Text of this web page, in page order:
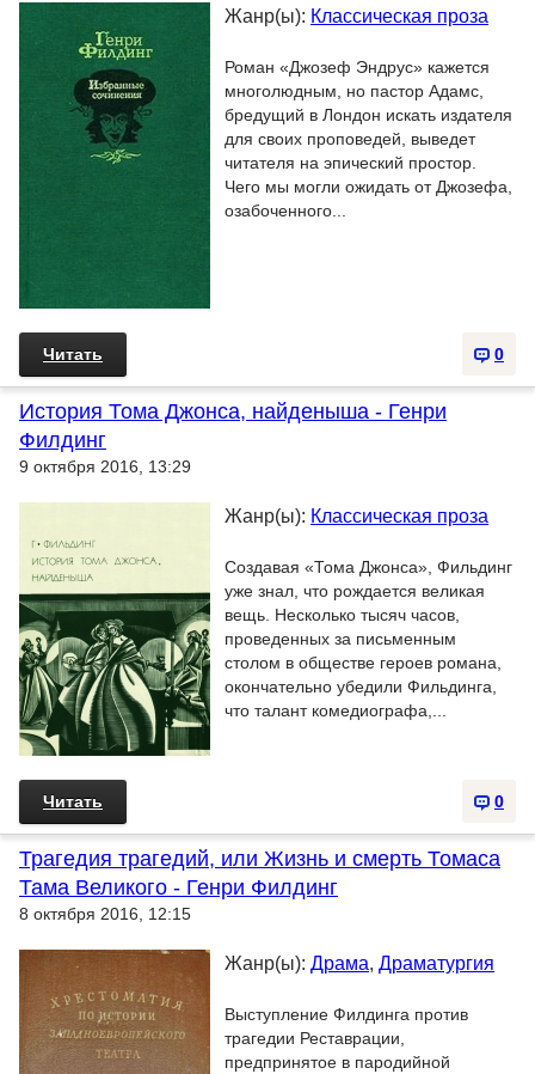
Жанр(ы): Классическая проза
Роман «Джозеф Эндрус» кажется
многолюдным, но пастор Адамc,
бредущий в Лондон искать издателя
для своих проповедей, выведет
читателя на эпический простор.
Чего мы могли ожидать от Джозефа,
озабоченного...
0
Читать
История Тома Джонса, найденыша - Генри
Филдинг
9 октября 2016, 13:29
Жанр(ы): Классическая проза
Создавая «Тома Джонса», Фильдинг
уже знал, что рождается великая
вещь. Несколько тысяч часов,
проведенных за письменным
столом в обществе героев романа,
окончательно убедили Фильдинга,
что талант комедиографа,...
0
Читать
Трагедия трагедий, или Жизнь и смерть Томаса
Тама Великого - Генри Филдинг
8 октября 2016, 12:15
Жанр(ы): Драма, Драматургия
Выступление Филдинга против
трагедии Реставрации,
предпринятое в пародийной